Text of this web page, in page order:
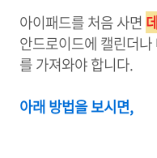
아이패드를 처음 사면
안드로이드에 캘린더
를 가져와야 합니다.
아래 방법을 보시면,